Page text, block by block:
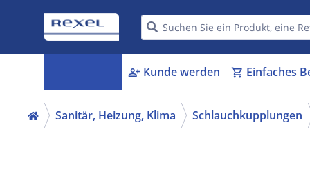
person_add Kunde werden shopping_cart Einfaches
Sanitär, Heizung, Klima Schlauchkupplungen